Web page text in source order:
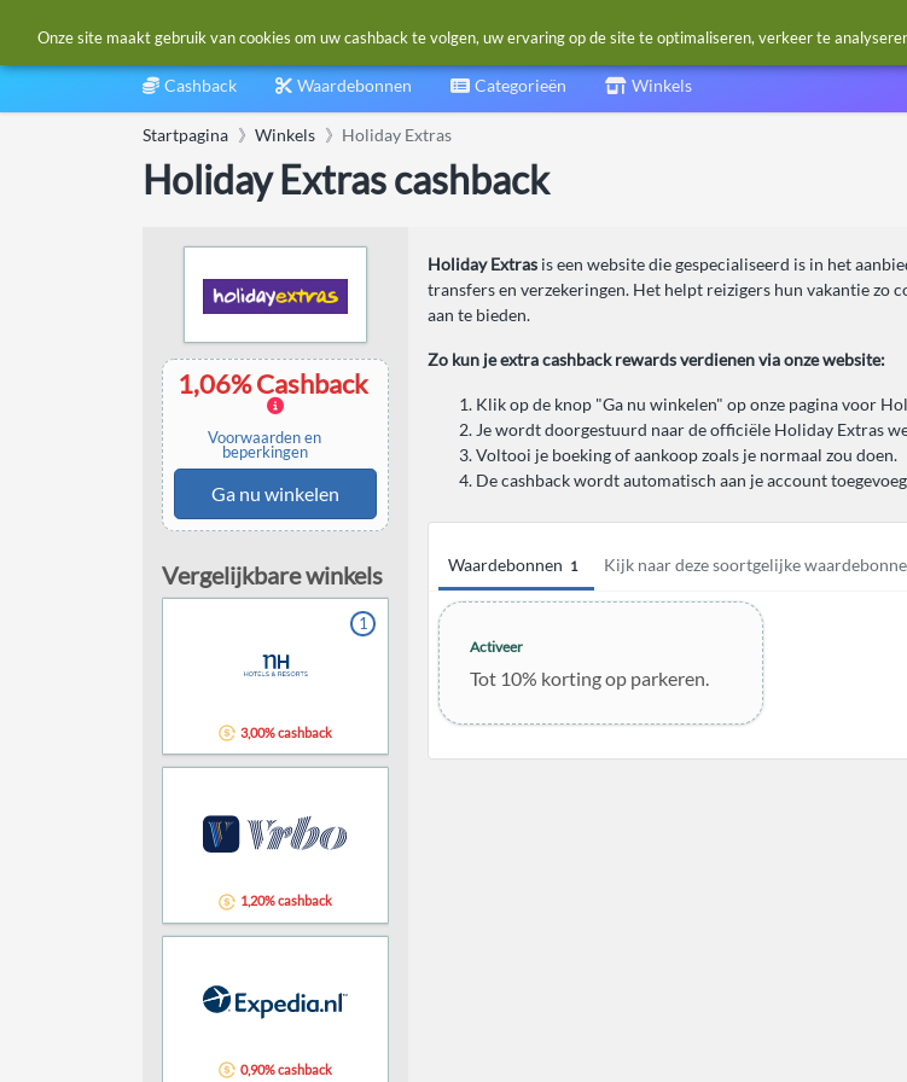
Cashback Waardebonnen Categorieën Winkels
Startpagina Winkels Holiday Extras
Holiday Extras cashback
Holiday Extras is een website die gespecialiseerd is in het
transfers en verzekeringen. Het helpt reizigers hun vakantie zo
aan te bieden.
Zo kun je extra cashback rewards verdienen via onze website:
Klik op de knop "Ga nu winkelen" op onze pagina voor
Je wordt doorgestuurd naar de officiële Holiday Extras
Voltooi je boeking of aankoop zoals je normaal zou doen.
De cashback wordt automatisch aan je account
Waardebonnen 1 Kijk naar deze soortgelijke
Activeer
Tot 10% korting op parkeren.
1,06% Cashback
Voorwaarden en
beperkingen
Ga nu winkelen
Vergelijkbare winkels
1
3,00% cashback
1,20% cashback
0,90% cashback
Onze site maakt gebruik van cookies om uw cashback te volgen, uw ervaring op de site te optimaliseren, verkeer te